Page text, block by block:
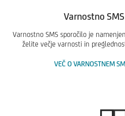
Varnostno
Varnostno SMS sporočilo je
želite večje varnosti in
VEČ O VARNOSTNEM